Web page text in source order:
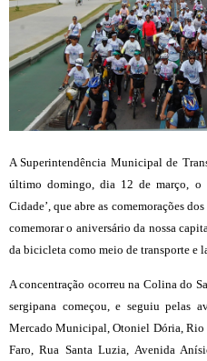
A Superintendência Municipal de
último domingo, dia 12 de março, o
Cidade’, que abre as comemorações
comemorar o aniversário da nossa
da bicicleta como meio de transporte e
A concentração ocorreu na Colina do
sergipana começou, e seguiu pelas
Mercado Municipal, Otoniel Dória, Rio
Faro, Rua Santa Luzia, Avenida